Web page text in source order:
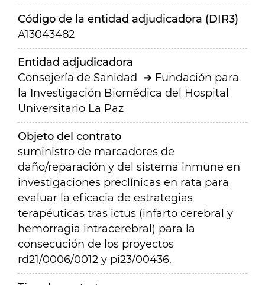
Código de la entidad adjudicadora (DIR3)
A13043482
Entidad adjudicadora
Consejería de Sanidad
Fundación para
la Investigación Biomédica del Hospital
Universitario La Paz
Objeto del contrato
suministro de marcadores de
daño/reparación y del sistema inmune en
investigaciones preclínicas en rata para
evaluar la eficacia de estrategias
terapéuticas tras ictus (infarto cerebral y
hemorragia intracerebral) para la
consecución de los proyectos
rd21/0006/0012 y pi23/00436.